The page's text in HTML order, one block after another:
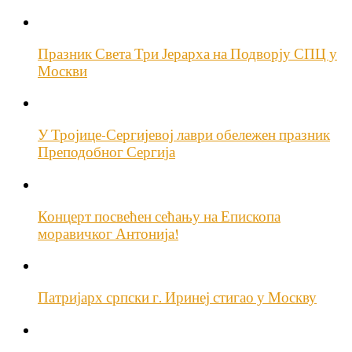
Празник Света Три Јерарха на Подворју СПЦ у
Москви
У Тројице-Сергијевој лаври обележен празник
Преподобног Сергија
Концерт посвећен сећању на Епископа
моравичког Антонија!
Патријарх српски г. Иринеј стигао у Москву